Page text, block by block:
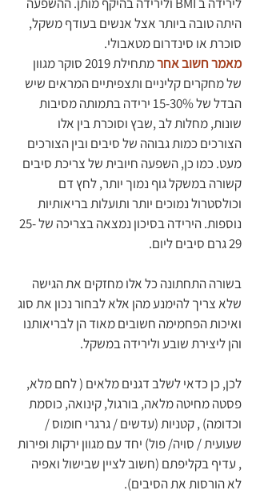
לירידה ב BMI ולירידה בהיקף מותן. ההשפעה
היתה טובה ביותר אצל אנשים בעודף משקל,
סוכרת או סינדרום מטאבולי.
מאמר חשוב אחר
מתחילת 2019 סוקר מגוון
של מחקרים קליניים ותצפיתיים המראים שיש
הבדל של 15-30% ירידה בתמותה מסיבות
שונות, מחלות לב ,שבץ וסוכרת בין אלו
הצורכים כמות גבוהה של סיבים ובין הצורכים
מעט. כמו כן, השפעה חיובית של צריכת סיבים
קשורה במשקל גוף נמוך יותר, לחץ דם
וכולסטרול נמוכים יותר ותועלות בריאותיות
נוספות. הירידה בסיכון נמצאה בצריכה של 25-
29 גרם סיבים ליום.
בשורה התחתונה כל אלו מחזקים את הגישה
שלא צריך להימנע מהן אלא לבחור נכון את סוג
ואיכות הפחמימה חשובים מאוד הן לבריאותנו
והן ליצירת שובע ולירידה במשקל.
לכן, כן כדאי לשלב דגנים מלאים ( לחם מלא,
פסטה מחיטה מלאה, בורגול, קינואה, כוסמת
וכדומה) , קטניות (עדשים / גרגרי חומוס /
שעועית / סויה/ פול) יחד עם מגוון ירקות ופירות
, עדיף בקליפתם (חשוב לציין שבישול ואפיה
לא הורסות את הסיבים).